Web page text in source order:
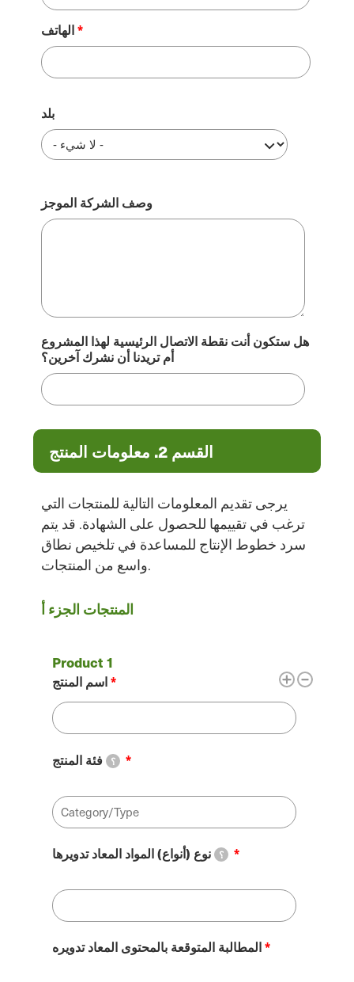
الهاتف
عنوان
بلد
وصف الشركة الموجز
هل ستكون أنت نقطة الاتصال الرئيسية لهذا المشروع
أم تريدنا أن نشرك آخرين؟
القسم 2. معلومات المنتج
يرجى تقديم المعلومات التالية للمنتجات التي
ترغب في تقييمها للحصول على الشهادة. قد يتم
سرد خطوط الإنتاج للمساعدة في تلخيص نطاق
واسع من المنتجات.
منتجات
المنتجات الجزء أ
اسم المنتج
فئة المنتج ؟
نوع (أنواع) المواد المعاد تدويرها ؟
المطالبة المتوقعة بالمحتوى المعاد تدويره